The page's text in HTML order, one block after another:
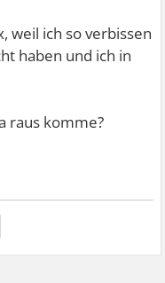
weil ich so verbissen
haben und ich in
raus komme?